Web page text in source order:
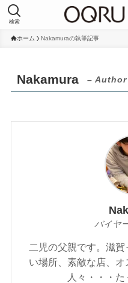
検索
ホーム Nakamuraの執筆記事
Nakamura – Author
バイヤ
二児の父親です。滋
い場所、素敵な店、
人々・・・た